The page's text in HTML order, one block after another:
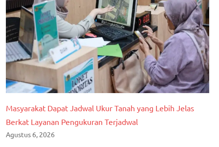
Masyarakat Dapat Jadwal Ukur Tanah yang Lebih Jelas
Berkat Layanan Pengukuran Terjadwal
Agustus 6, 2026